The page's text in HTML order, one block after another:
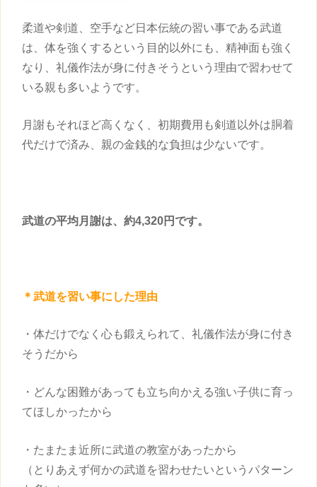
柔道や剣道、空手など日本伝統の習い事である武道
は、体を強くするという目的以外にも、精神面も強く
なり、礼儀作法が身に付きそうという理由で習わせて
いる親も多いようです。
月謝もそれほど高くなく、初期費用も剣道以外は胴着
代だけで済み、親の金銭的な負担は少ないです。
武道の平均月謝は、約4,320円です。
＊武道を習い事にした理由
・体だけでなく心も鍛えられて、礼儀作法が身に付き
そうだから
・どんな困難があっても立ち向かえる強い子供に育っ
てほしかったから
・たまたま近所に武道の教室があったから
（とりあえず何かの武道を習わせたいというパターン